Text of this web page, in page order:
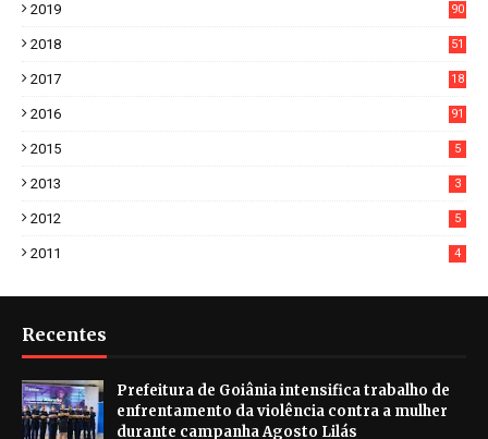
2019
90
2018
51
2017
18
2016 91
2015 5
2013 3
2012 5
2011 4
Recentes
Prefeitura de Goiânia intensifica trabalho de
enfrentamento da violência contra a mulher
durante campanha Agosto Lilás